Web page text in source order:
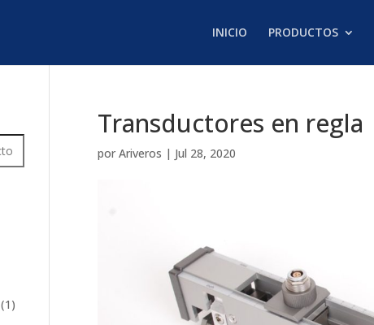
INICIO PRODUCTOS
Transductores en regla
por Ariveros | Jul 28, 2020
(1)